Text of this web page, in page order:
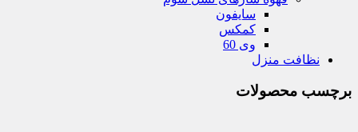
سایفون
کمکس
وی 60
نظافت منزل
برچسب محصولات